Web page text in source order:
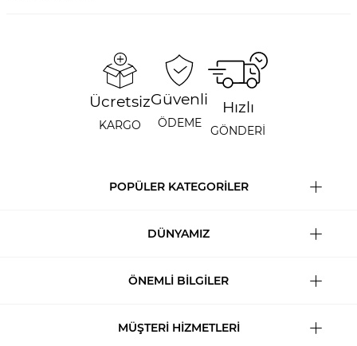
Ücretsiz
KARGO
Güvenli
ÖDEME
Hızlı
GÖNDERİ
POPÜLER KATEGORİLER
DÜNYAMIZ
ÖNEMLİ BİLGİLER
MÜŞTERİ HİZMETLERİ